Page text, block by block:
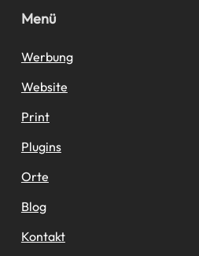
Menü
Werbung
Website
Print
Plugins
Orte
Blog
Kontakt